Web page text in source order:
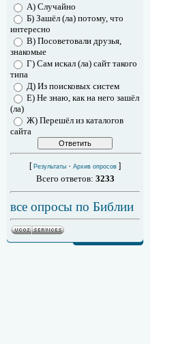
А) Случайно
Б) Зашёл (ла) потому, что
интересно
В) Посоветовали друзья,
знакомые
Г) Сам искал (ла) сайт такого
типа
Д) Из поисковых систем
Е) Не знаю, как на него зашёл
(ла)
Ж) Перешёл из каталогов
сайта
[ Результаты · Архив опросов ]
Всего ответов: 3233
все опросы по Библии